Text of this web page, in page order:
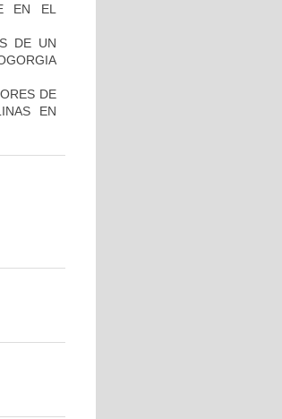
EN EL
DE UN
DE
EN